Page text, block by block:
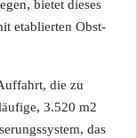
bietet dieses
etablierten Obst-
die zu
3.520 m2
das